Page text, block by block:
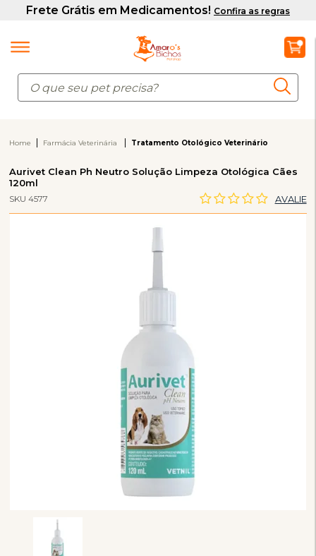
Home Farmácia Veterinária Tratamento Otológico Veterinário
Aurivet Clean Ph Neutro Solução Limpeza Otológica Cães
120ml
SKU 4577 AVALIE